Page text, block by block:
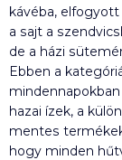
kávéba,
a sajt a
de a házi
Ebben a
hazai ízek, a
mentes
hogy minden